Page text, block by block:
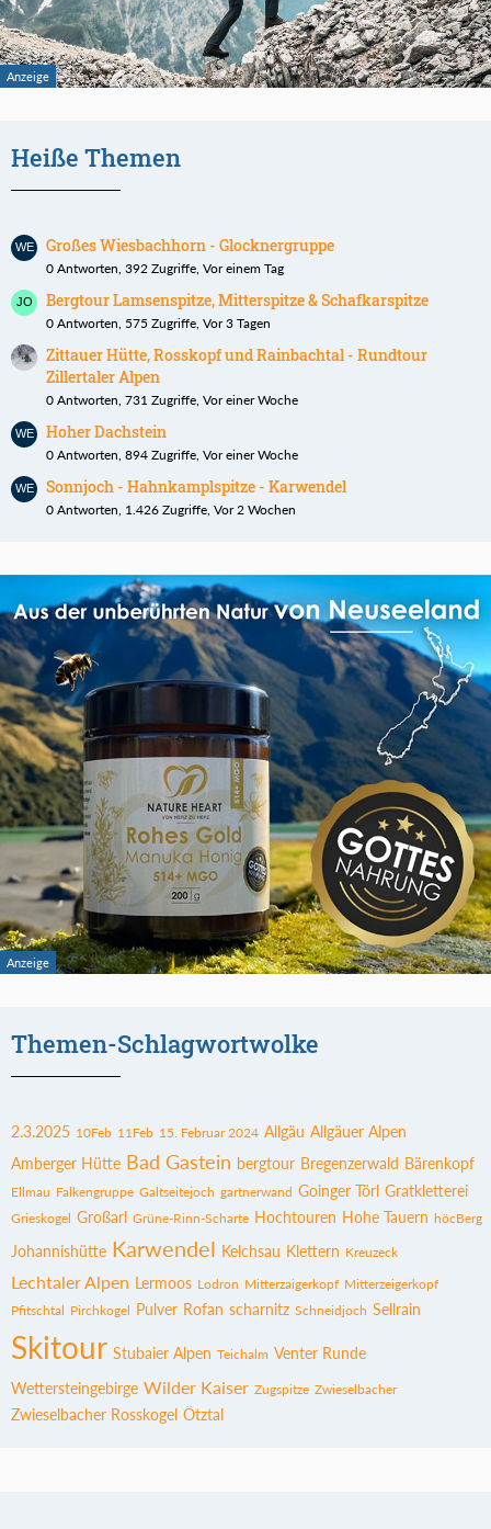
Heiße Themen
Großes Wiesbachhorn - Glocknergruppe
0 Antworten, 392 Zugriffe, Vor einem Tag
Bergtour Lamsenspitze, Mitterspitze & Schafkarspitze
0 Antworten, 575 Zugriffe, Vor 3 Tagen
Zittauer Hütte, Rosskopf und Rainbachtal - Rundtour
Zillertaler Alpen
0 Antworten, 731 Zugriffe, Vor einer Woche
Hoher Dachstein
0 Antworten, 894 Zugriffe, Vor einer Woche
Sonnjoch - Hahnkamplspitze - Karwendel
0 Antworten, 1.426 Zugriffe, Vor 2 Wochen
Themen-Schlagwortwolke
2.3.2025 10Feb 11Feb 15. Februar 2024 Allgäu Allgäuer Alpen
Amberger Hütte Bad Gastein bergtour Bregenzerwald Bärenkopf
Ellmau Falkengruppe Galtseitejoch gartnerwand Goinger Törl Gratkletterei
Grieskogel Großarl Grüne-Rinn-Scharte Hochtouren Hohe Tauern höcBerg
Johannishütte Karwendel Kelchsau Klettern Kreuzeck
Lechtaler Alpen Lermoos Lodron Mitterzaigerkopf Mitterzeigerkopf
Pfitschtal Pirchkogel Pulver Rofan scharnitz Schneidjoch Sellrain
Skitour Stubaier Alpen Teichalm Venter Runde
Wettersteingebirge Wilder Kaiser Zugspitze Zwieselbacher
Zwieselbacher Rosskogel Ötztal